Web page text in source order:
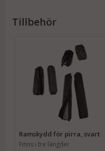
Tillbehör
Ramskydd för pirra, svart
Finns i tre längder